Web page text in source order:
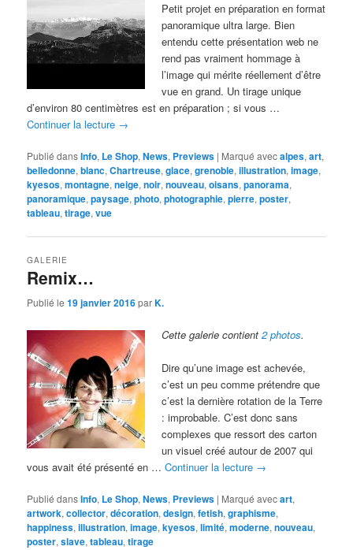
Petit projet en préparation en format
panoramique ultra large. Bien
entendu cette présentation web ne
rend pas vraiment hommage à
l’image qui mérite réellement d’être
vue en grand. Un tirage unique
d’environ 80 centimètres est en préparation ; si vous …
Continuer la lecture →
Publié dansInfo, Le Shop,News, Previews | Marqué avecalpes,art,
belledonne,blanc,Chartreuse,glace,grenoble,illustration,image,
kyesos,montagne,neige,noir,nouveau,oisans,panorama,
panoramique,paysage,photo,photographie,pierre,poster,
tableau,tirage,vue
Remix…
GALERIE
Publié le19 janvier 2016parK.
Cette galerie contient2 photos.
Dire qu’une image est achevée,
c’est un peu comme prétendre que
c’est la dernière rotation de la Terre
: improbable. C’est donc sans
complexes que ressort des carton
un visuel créé autour de 2007 qui
vous avait été présenté en …Continuer la lecture →
Publié dansInfo, Le Shop,News, Previews | Marqué avecart,
artwork,collector,décoration,design,fetish,graphisme,
happiness,illustration,image,kyesos,limité,moderne,nouveau,
poster,slave,tableau,tirage